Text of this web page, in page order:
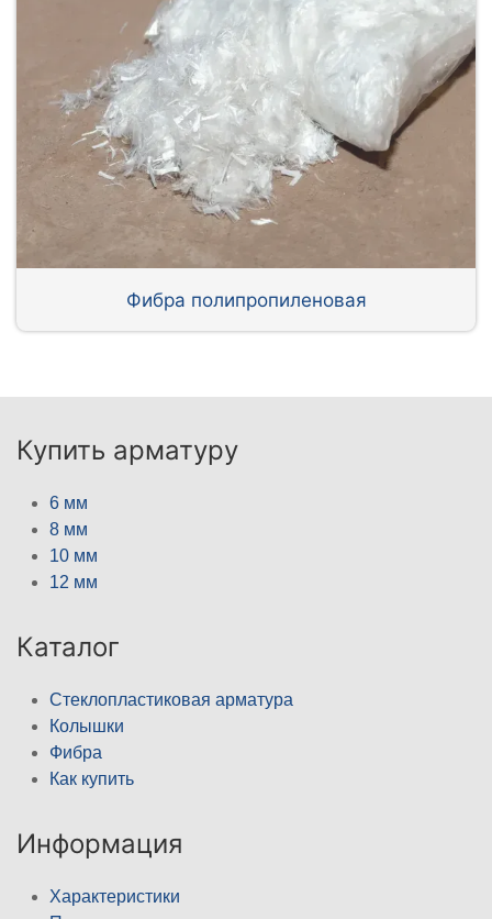
Фибра полипропиленовая
Купить арматуру
6 мм
8 мм
10 мм
12 мм
Каталог
Стеклопластиковая арматура
Колышки
Фибра
Как купить
Информация
Характеристики